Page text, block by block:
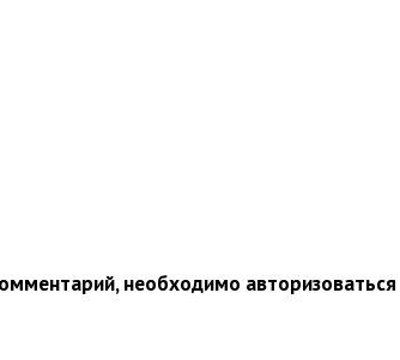
необходимо авторизоваться